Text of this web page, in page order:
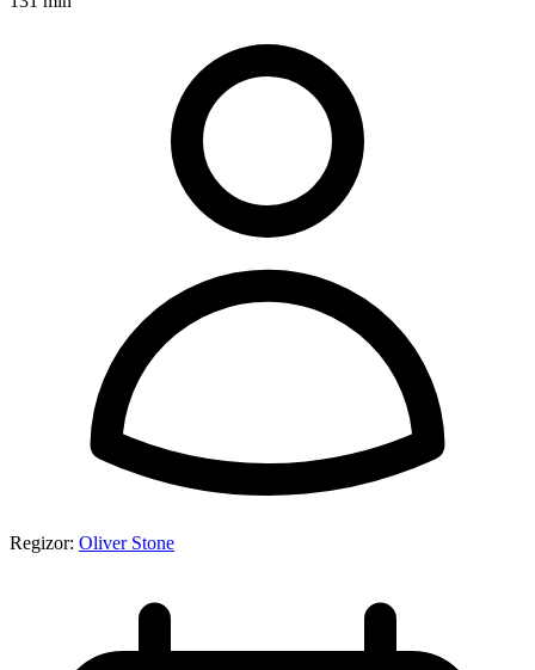
Regizor: Oliver Stone